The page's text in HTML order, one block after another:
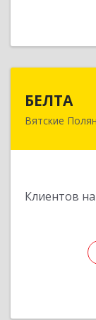
БЕЛТА
Вятские
Клиентов